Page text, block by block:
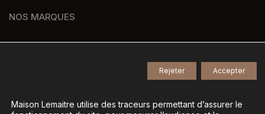
NOS MARQUES
Tous droits réservés -
Mentions légales-
Maison Lemaitre utilise des traceurs permettant d’assurer le
Accepter
Rejeter